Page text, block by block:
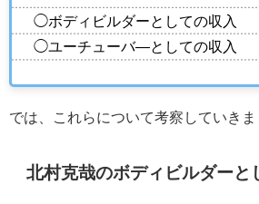
◯ボディビルダーとしての収入
◯ユーチューバ―としての収入
では、これらについて考察していきま
北村克哉のボディビルダーと